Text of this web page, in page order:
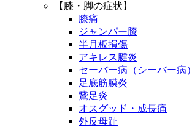
【膝・脚の症状】
膝痛
ジャンパー膝
半月板損傷
アキレス腱炎
セーバー病（シーバー病）
足底筋膜炎
鵞足炎
オスグッド・成長痛
外反母趾